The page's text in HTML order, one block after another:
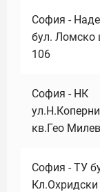
София -
бул. Ломско
106
София - НК
кв.Гео Милев
София - ТУ
Кл.Охридски